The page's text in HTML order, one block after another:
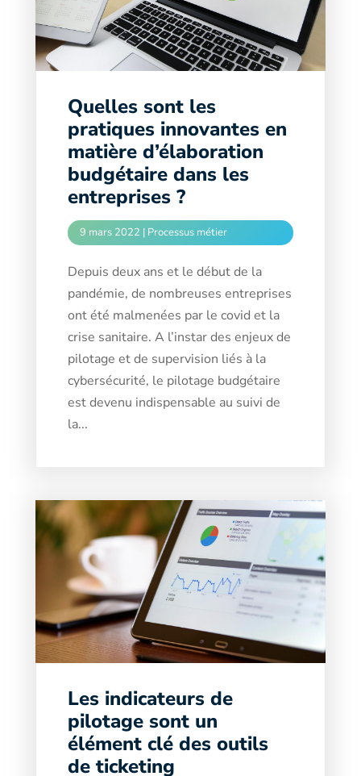
Quelles sont les
pratiques innovantes en
matière d’élaboration
budgétaire dans les
entreprises ?
9 mars 2022 | Processus métier
Depuis deux ans et le début de la
pandémie, de nombreuses entreprises
ont été malmenées par le covid et la
crise sanitaire. A l’instar des enjeux de
pilotage et de supervision liés à la
cybersécurité, le pilotage budgétaire
est devenu indispensable au suivi de
la...
Les indicateurs de
pilotage sont un
élément clé des outils
de ticketing